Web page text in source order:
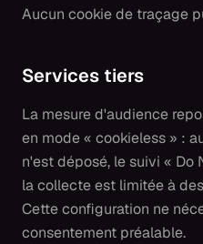
Aucun cookie de traçage
Services tiers
La mesure d'audience
en mode « cookieless » :
n'est déposé, le suivi «
la collecte est limitée à
Cette configuration ne
consentement préalable.